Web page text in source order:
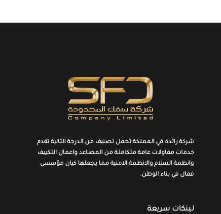
شركة رائدة في المملكة تحمل تصنيف من الدرجة الثانية تقدم
خدمات مقاولات عامة متكاملة من المصاعد واعمال التكييف
وانظمة السلام والانظمة الامنية مما يجعلها كيان مؤسسي
فعال في بناء الوطن.
لينكات سريعة